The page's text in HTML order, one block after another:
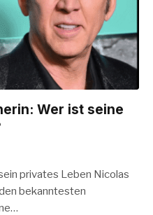
Wer ist seine
privates Leben Nicolas
bekanntesten